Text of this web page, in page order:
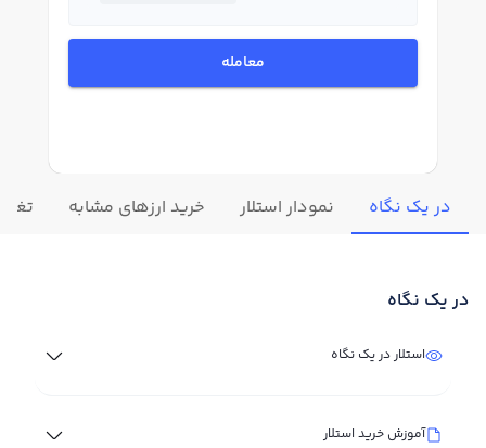
معامله
در یک نگاه نمودار استلار خرید ارزهای مشابه
در یک نگاه
استلار در یک نگاه
آموزش خرید استلار